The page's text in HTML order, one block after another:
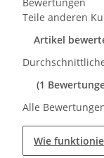
(1
Teile anderen
Artikel
Alle
Wie